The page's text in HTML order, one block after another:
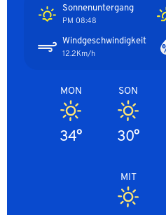
Sonnenuntergang
08:48 PM
Windgeschwindigkeit
12.2Km/h
SON
30°
MON
34°
MIT